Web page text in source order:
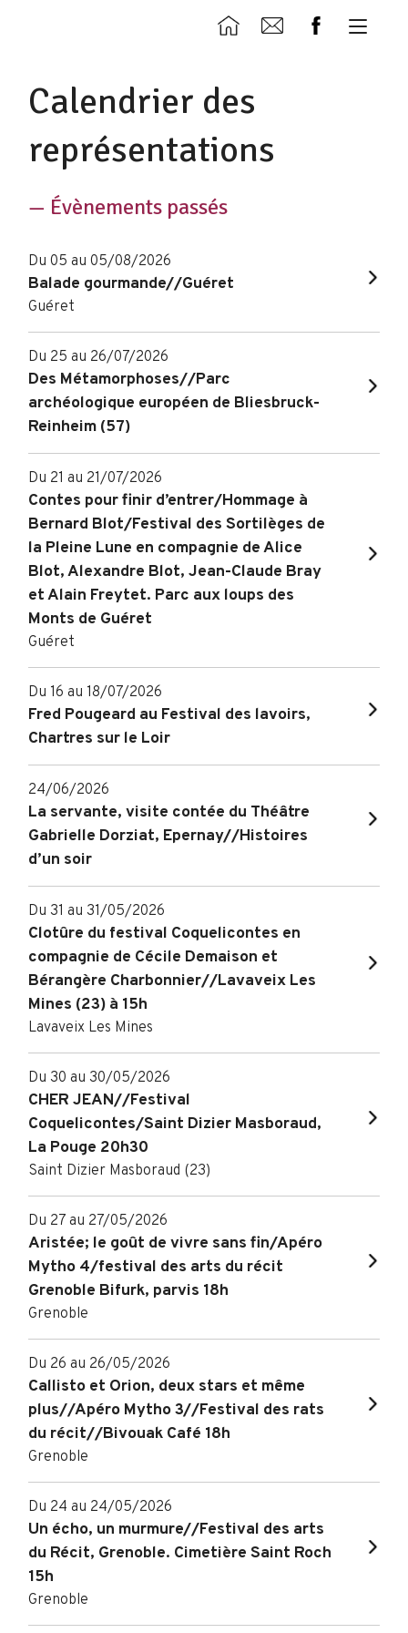
Calendrier des
représentations
— Évènements passés
Du 05 au 05/08/2026
Balade gourmande//Guéret
Guéret
Du 25 au 26/07/2026
Des Métamorphoses//Parc
archéologique européen de Bliesbruck-
Reinheim (57)
Du 21 au 21/07/2026
Contes pour finir d’entrer/Hommage à
Bernard Blot/Festival des Sortilèges de
la Pleine Lune en compagnie de Alice
Blot, Alexandre Blot, Jean-Claude Bray
et Alain Freytet. Parc aux loups des
Monts de Guéret
Guéret
Du 16 au 18/07/2026
Fred Pougeard au Festival des lavoirs,
Chartres sur le Loir
24/06/2026
La servante, visite contée du Théâtre
Gabrielle Dorziat, Epernay//Histoires
d’un soir
Du 31 au 31/05/2026
Clotûre du festival Coquelicontes en
compagnie de Cécile Demaison et
Bérangère Charbonnier//Lavaveix Les
Mines (23) à 15h
Lavaveix Les Mines
Du 30 au 30/05/2026
CHER JEAN//Festival
Coquelicontes/Saint Dizier Masboraud,
La Pouge 20h30
Saint Dizier Masboraud (23)
Du 27 au 27/05/2026
Aristée; le goût de vivre sans fin/Apéro
Mytho 4/festival des arts du récit
Grenoble Bifurk, parvis 18h
Grenoble
Du 26 au 26/05/2026
Callisto et Orion, deux stars et même
plus//Apéro Mytho 3//Festival des rats
du récit//Bivouak Café 18h
Grenoble
Du 24 au 24/05/2026
Un écho, un murmure//Festival des arts
du Récit, Grenoble. Cimetière Saint Roch
15h
Grenoble